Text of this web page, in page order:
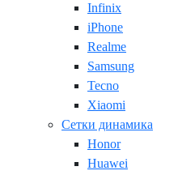
Infinix
iPhone
Realme
Samsung
Tecno
Xiaomi
Сетки динамика
Honor
Huawei